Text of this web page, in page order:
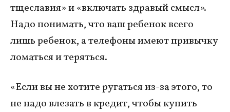
тщеславия» и «включать здравый смысл».
Надо понимать, что ваш ребенок всего
лишь ребенок, а телефоны имеют привычку
ломаться и теряться.
«Если вы не хотите ругаться из-за этого, то
не надо влезать в кредит, чтобы купить